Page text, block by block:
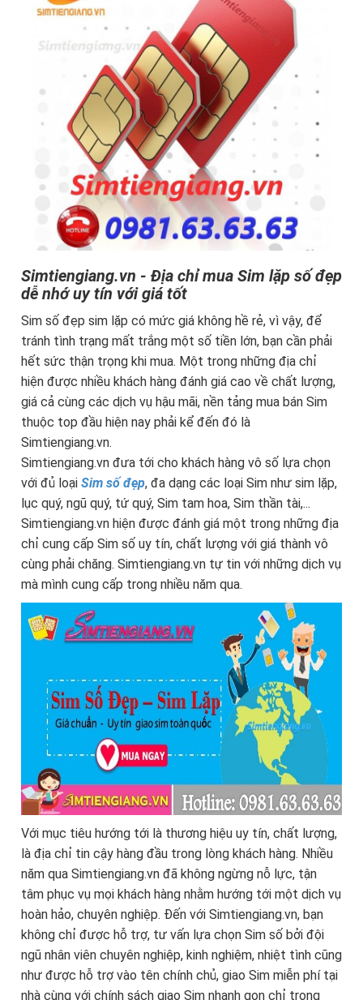
Simtiengiang.vn - Địa chỉ mua Sim lặp số đẹp
dễ nhớ uy tín với giá tốt
Sim số đẹp sim lặp có mức giá không hề rẻ, vì vậy, để
tránh tình trạng mất trắng một số tiền lớn, bạn cần phải
hết sức thận trọng khi mua. Một trong những địa chỉ
hiện được nhiều khách hàng đánh giá cao về chất lượng,
giá cả cùng các dịch vụ hậu mãi, nền tảng mua bán Sim
thuộc top đầu hiện nay phải kể đến đó là
Simtiengiang.vn.
Simtiengiang.vn đưa tới cho khách hàng vô số lựa chọn
với đủ loại Sim số đẹp, đa dạng các loại Sim như sim lặp,
lục quý, ngũ quý, tứ quý, Sim tam hoa, Sim thần tài,...
Simtiengiang.vn hiện được đánh giá một trong những địa
chỉ cung cấp Sim số uy tín, chất lượng với giá thành vô
cùng phải chăng. Simtiengiang.vn tự tin với những dịch vụ
mà mình cung cấp trong nhiều năm qua.
Với mục tiêu hướng tới là thương hiệu uy tín, chất lượng,
là địa chỉ tin cậy hàng đầu trong lòng khách hàng. Nhiều
năm qua Simtiengiang.vn đã không ngừng nỗ lực, tận
tâm phục vụ mọi khách hàng nhằm hướng tới một dịch vụ
hoàn hảo, chuyên nghiệp. Đến với Simtiengiang.vn, bạn
không chỉ được hỗ trợ, tư vấn lựa chọn Sim số bởi đội
ngũ nhân viên chuyên nghiệp, kinh nghiệm, nhiệt tình cũng
như được hỗ trợ vào tên chính chủ, giao Sim miễn phí tại
nhà cùng với chính sách giao Sim nhanh gọn chỉ trong